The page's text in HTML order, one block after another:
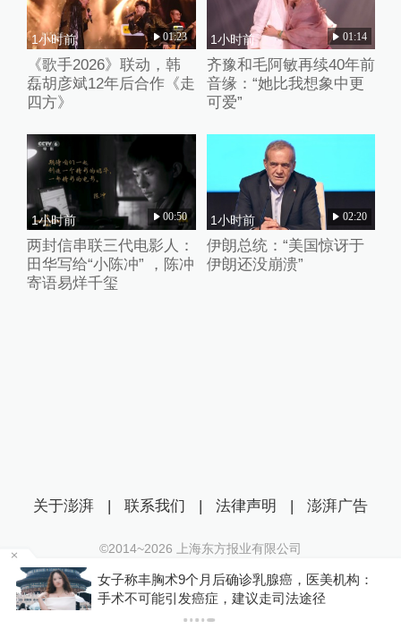
1小时前 01:23
《歌手2026》联动，韩
磊胡彦斌12年后合作《走
四方》
1小时前 01:14
齐豫和毛阿敏再续40年前
音缘：“她比我想象中更
可爱”
1小时前 00:50
两封信串联三代电影人：
田华写给“小陈冲” ，陈冲
寄语易烊千玺
1小时前 02:20
伊朗总统：“美国惊讶于
伊朗还没崩溃”
女子称丰胸术9个月后确诊乳腺癌，医美机构：
手术不可能引发癌症，建议走司法途径
关于澎湃 | 联系我们 | 法律声明 | 澎湃广告
©2014~2026 上海东方报业有限公司
沪ICP证：沪B2-20170116 | 沪ICP备14003370号
互联网新闻信息服务许可证：31120170006
沪公网安备 31010602000299号